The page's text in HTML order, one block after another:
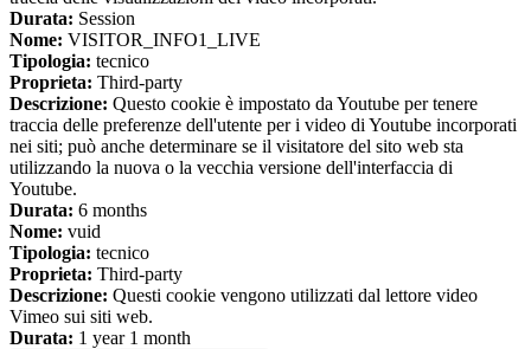
Durata: Session
Nome: VISITOR_INFO1_LIVE
Tipologia: tecnico
Proprieta: Third-party
Descrizione: Questo cookie è impostato da Youtube per tenere
traccia delle preferenze dell'utente per i video di Youtube incorporati
nei siti; può anche determinare se il visitatore del sito web sta
utilizzando la nuova o la vecchia versione dell'interfaccia di
Youtube.
Durata: 6 months
Nome: vuid
Tipologia: tecnico
Proprieta: Third-party
Descrizione: Questi cookie vengono utilizzati dal lettore video
Vimeo sui siti web.
Durata: 1 year 1 month